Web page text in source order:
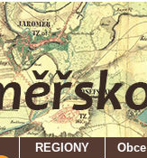
REGIONY Obce